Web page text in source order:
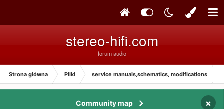
stereo-hifi.com
forum audio
Strona główna Pliki service manuals,schematics, modifications
Community map ×